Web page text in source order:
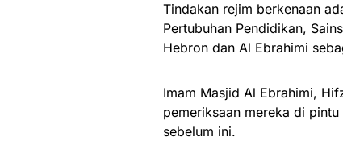
Tindakan rejim berkenaan
Pertubuhan Pendidikan,
Hebron dan Al Ebrahimi
Imam Masjid Al Ebrahimi,
pemeriksaan mereka di
sebelum ini.